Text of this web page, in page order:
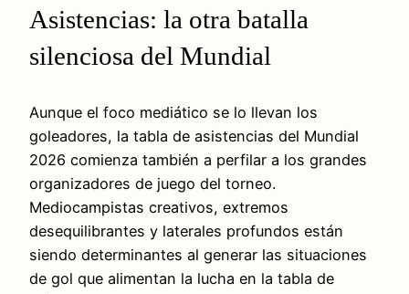
Asistencias: la otra batalla
silenciosa del Mundial
Aunque el foco mediático se lo llevan los
goleadores, la tabla de asistencias del Mundial
2026 comienza también a perfilar a los grandes
organizadores de juego del torneo.
Mediocampistas creativos, extremos
desequilibrantes y laterales profundos están
siendo determinantes al generar las situaciones
de gol que alimentan la lucha en la tabla de